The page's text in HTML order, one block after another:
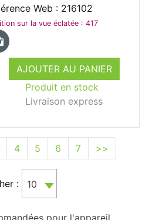
AJOUTER AU PANIER
Produit en stock
Livraison express
Web : 216102
sur la vue éclatée : 417
4 5 6 7 >>
: 10
pour l'appareil